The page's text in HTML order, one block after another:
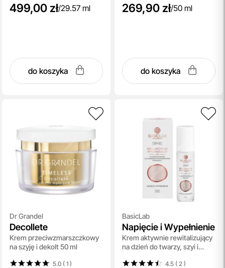
499,00 zł/29.57 ml
do koszyka
269,90 zł/50 ml
do koszyka
Dr Grandel
Decollete
Krem przeciwzmarszczkowy
na szyję i dekolt 50 ml
5.0 ( 1)
BasicLab
Napięcie i Wypełnienie
Krem aktywnie rewitalizujący
na dzień do twarzy, szyi i
4.5 ( 2 )